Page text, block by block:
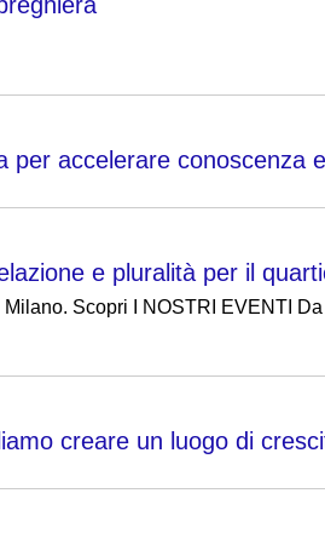
accelerare conoscenza
e pluralità per il
Scopri I NOSTRI EVENTI
creare un luogo di